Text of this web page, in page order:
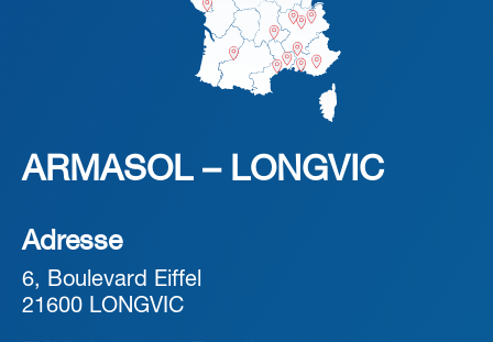
ARMASOL – LONGVIC
Adresse
6, Boulevard Eiffel
21600 LONGVIC